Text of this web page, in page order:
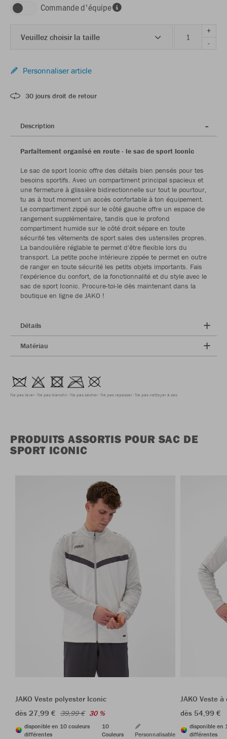
Commande d'équipe
Veuillez choisir la taille
+
-
Personnaliser article
30 jours droit de retour
Description
Parfaitement organisé en route - le sac de sport Iconic
Le sac de sport Iconic offre des détails bien pensés pour tes
besoins sportifs. Avec un compartiment principal spacieux et
une fermeture à glissière bidirectionnelle sur tout le pourtour,
tu as à tout moment un accès confortable à ton équipement.
Le compartiment zippé sur le côté gauche offre un espace de
rangement supplémentaire, tandis que le profond
compartiment humide sur le côté droit sépare en toute
sécurité tes vêtements de sport sales des ustensiles propres.
La bandoulière réglable te permet d'être flexible lors du
transport. La petite poche intérieure zippée te permet en outre
de ranger en toute sécurité les petits objets importants. Fais
l'expérience du confort, de la fonctionnalité et du style avec le
sac de sport Iconic. Procure-toi-le dès maintenant dans la
boutique en ligne de JAKO !
Détails
Matériau
Ne pas laver Ne pas blanchir Ne pas sécher Ne pas repasser Ne pas nettoyer à sec
PRODUITS ASSORTIS POUR SAC DE
SPORT ICONIC
JAKO Veste polyester Iconic
dès 27,99 € 39,99 € 30 %
disponible en 10 couleurs
différentes
10
Couleurs
Personnalisable
JAKO Veste
dès 54,99 €
disponible en
différentes